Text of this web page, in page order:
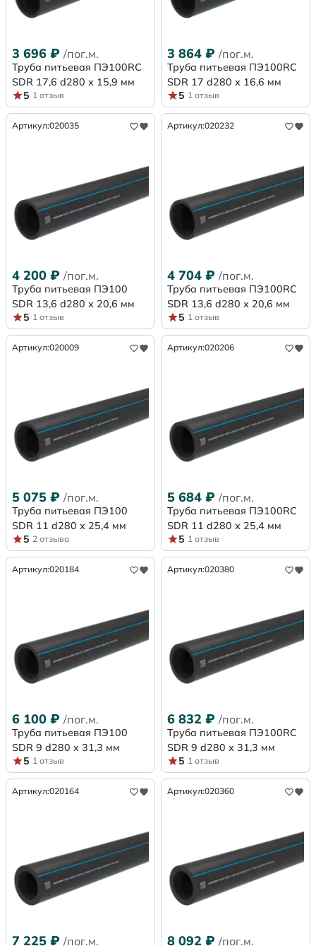
3 696 ₽ /пог.м.
Труба питьевая ПЭ100RC
SDR 17,6 d280 х 15,9 мм
5 1 отзыв
3 864 ₽ /пог.м.
Труба питьевая ПЭ100RC
SDR 17 d280 х 16,6 мм
5 1 отзыв
Артикул:020035
4 200 ₽ /пог.м.
Труба питьевая ПЭ100
SDR 13,6 d280 х 20,6 мм
5 1 отзыв
Артикул:020232
4 704 ₽ /пог.м.
Труба питьевая ПЭ100RC
SDR 13,6 d280 х 20,6 мм
5 1 отзыв
Артикул:020009
5 075 ₽ /пог.м.
Труба питьевая ПЭ100
SDR 11 d280 х 25,4 мм
5 2 отзыва
Артикул:020206
5 684 ₽ /пог.м.
Труба питьевая ПЭ100RC
SDR 11 d280 х 25,4 мм
5 1 отзыв
Артикул:020184
6 100 ₽ /пог.м.
Труба питьевая ПЭ100
SDR 9 d280 х 31,3 мм
5 1 отзыв
Артикул:020380
6 832 ₽ /пог.м.
Труба питьевая ПЭ100RC
SDR 9 d280 х 31,3 мм
5 1 отзыв
Артикул:020164
7 225 ₽ /пог.м.
Артикул:020360
8 092 ₽ /пог.м.